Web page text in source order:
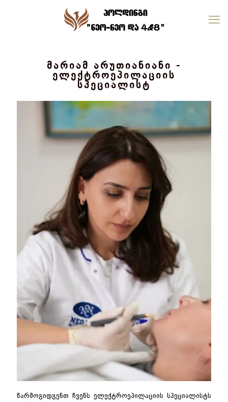
მარიამ არუთიანიანი -
ელექტროეპილაციის
სპეციალისტ
წარმოგიდგენთ ჩვენს ელექტროეპილაციის სპეციალისტს